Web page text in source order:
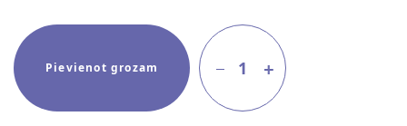
Pievienot grozam 1